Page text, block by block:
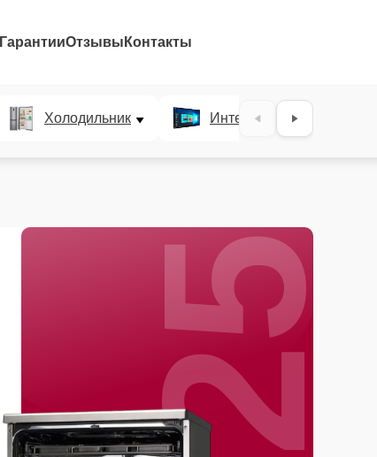
ГарантииОтзывы Контакты
Холодильник Интерактивные панели
25%